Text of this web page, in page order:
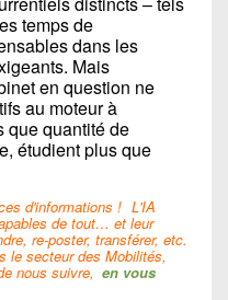
temps de
dans les
Mais
en question ne
au moteur à
que quantité de
étudient plus que
d'informations ! L'IA
de tout… et leur
re-poster, transférer, etc.
le secteur des Mobilités,
nous suivre, en vous